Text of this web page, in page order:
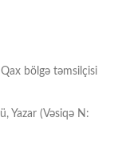
bölgə təmsilçisi
Yazar (Vəsiqə N: